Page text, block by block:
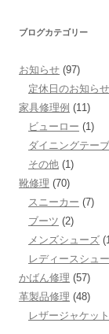
ブログカテゴリー
お知らせ (97)
定休日のお知らせ
家具修理例 (11)
ビューロー (1)
ダイニングテー
その他 (1)
靴修理 (70)
スニーカー (7)
ブーツ (2)
メンズシューズ
レディースシュ
かばん修理 (57)
革製品修理 (48)
レザージャケット